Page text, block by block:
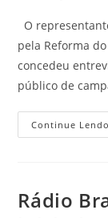
O
pela Reforma
concedeu
público de
Continue Lendo
Rádio